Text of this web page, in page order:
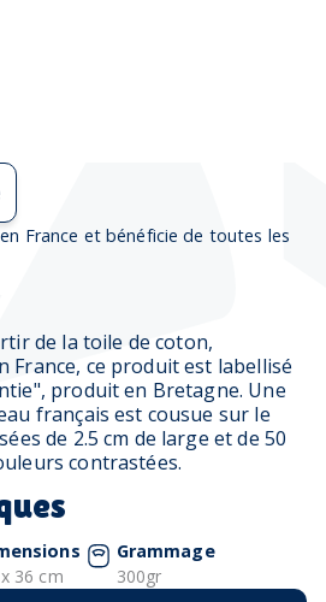
France et bénéficie de toutes les
de la toile de coton,
France, ce produit est labellisé
produit en Bretagne. Une
français est cousue sur le
de 2.5 cm de large et de 50
contrastées.
36 cm
Grammage
300gr